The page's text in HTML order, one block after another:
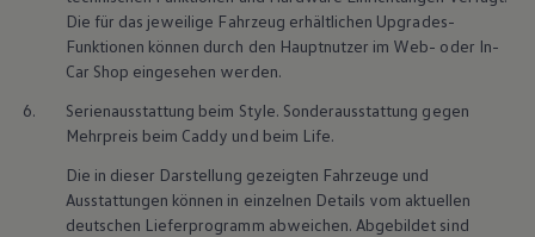
Die für das jeweilige Fahrzeug erhältlichen Upgrades-
Funktionen können durch den Hauptnutzer im Web- oder In-
Car Shop eingesehen werden.
6.
Serienausstattung beim Style. Sonderausstattung gegen
Mehrpreis beim Caddy und beim Life.
Die in dieser Darstellung gezeigten Fahrzeuge und
Ausstattungen können in einzelnen Details vom aktuellen
deutschen Lieferprogramm abweichen. Abgebildet sind